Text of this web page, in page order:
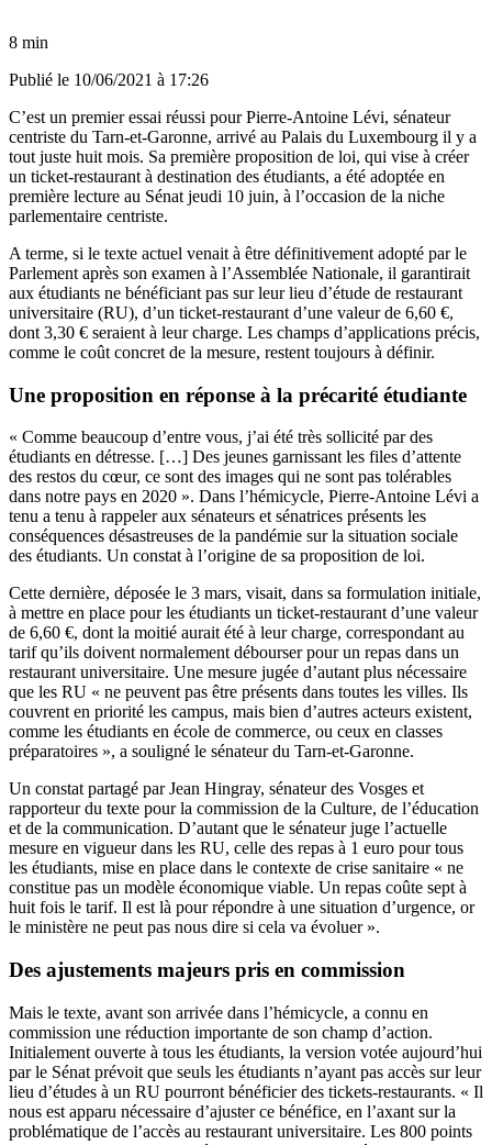
8 min
Publié le 10/06/2021 à 17:26
C’est un premier essai réussi pour Pierre-Antoine Lévi, sénateur
centriste du Tarn-et-Garonne, arrivé au Palais du Luxembourg il y a
tout juste huit mois. Sa première proposition de loi, qui vise à créer
un ticket-restaurant à destination des étudiants, a été adoptée en
première lecture au Sénat jeudi 10 juin, à l’occasion de la niche
parlementaire centriste.
A terme, si le texte actuel venait à être définitivement adopté par le
Parlement après son examen à l’Assemblée Nationale, il garantirait
aux étudiants ne bénéficiant pas sur leur lieu d’étude de restaurant
universitaire (RU), d’un ticket-restaurant d’une valeur de 6,60 €,
dont 3,30 € seraient à leur charge. Les champs d’applications précis,
comme le coût concret de la mesure, restent toujours à définir.
Une proposition en réponse à la précarité étudiante
« Comme beaucoup d’entre vous, j’ai été très sollicité par des
étudiants en détresse. […] Des jeunes garnissant les files d’attente
des restos du cœur, ce sont des images qui ne sont pas tolérables
dans notre pays en 2020 ». Dans l’hémicycle, Pierre-Antoine Lévi a
tenu a tenu à rappeler aux sénateurs et sénatrices présents les
conséquences désastreuses de la pandémie sur la situation sociale
des étudiants. Un constat à l’origine de sa proposition de loi.
Cette dernière, déposée le 3 mars, visait, dans sa formulation initiale,
à mettre en place pour les étudiants un ticket-restaurant d’une valeur
de 6,60 €, dont la moitié aurait été à leur charge, correspondant au
tarif qu’ils doivent normalement débourser pour un repas dans un
restaurant universitaire. Une mesure jugée d’autant plus nécessaire
que les RU « ne peuvent pas être présents dans toutes les villes. Ils
couvrent en priorité les campus, mais bien d’autres acteurs existent,
comme les étudiants en école de commerce, ou ceux en classes
préparatoires », a souligné le sénateur du Tarn-et-Garonne.
Un constat partagé par Jean Hingray, sénateur des Vosges et
rapporteur du texte pour la commission de la Culture, de l’éducation
et de la communication. D’autant que le sénateur juge l’actuelle
mesure en vigueur dans les RU, celle des repas à 1 euro pour tous
les étudiants, mise en place dans le contexte de crise sanitaire « ne
constitue pas un modèle économique viable. Un repas coûte sept à
huit fois le tarif. Il est là pour répondre à une situation d’urgence, or
le ministère ne peut pas nous dire si cela va évoluer ».
Des ajustements majeurs pris en commission
Mais le texte, avant son arrivée dans l’hémicycle, a connu en
commission une réduction importante de son champ d’action.
Initialement ouverte à tous les étudiants, la version votée aujourd’hui
par le Sénat prévoit que seuls les étudiants n’ayant pas accès sur leur
lieu d’études à un RU pourront bénéficier des tickets-restaurants. « Il
nous est apparu nécessaire d’ajuster ce bénéfice, en l’axant sur la
problématique de l’accès au restaurant universitaire. Les 800 points